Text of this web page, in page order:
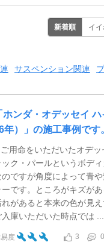
新着順 イ
サスペンション関連
ホンダ・オデッセイ
年）」の施工事例です
用命をいただいたオデ
ック・パールというボデ
のですが角度によって青
ーです。ところがキズが
れがあると本来の色が見
庫いただいた時点では ...
度 3
0